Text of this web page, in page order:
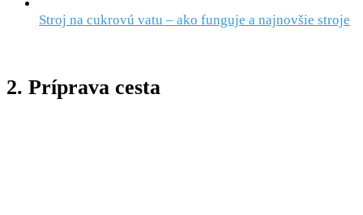
Stroj na cukrovú vatu – ako funguje a najnovšie stroje
2. Príprava cesta